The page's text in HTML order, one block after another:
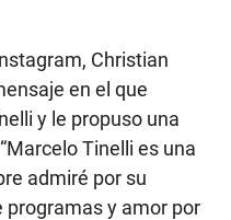
Christian
en el que
y le propuso una
Tinelli es una
admiré por su
programas y amor por